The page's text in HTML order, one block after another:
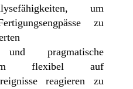
um
zu
und pragmatische
flexibel auf
reagieren zu